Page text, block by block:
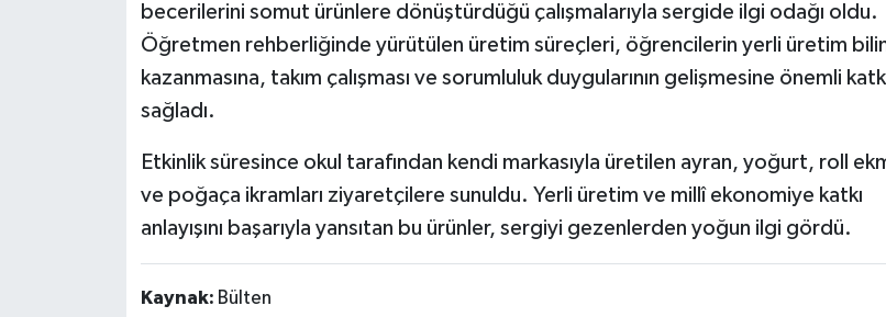
becerilerini somut ürünlere dönüştürdüğü çalışmalarıyla sergide ilgi odağı oldu.
Öğretmen rehberliğinde yürütülen üretim süreçleri, öğrencilerin yerli üretim
kazanmasına, takım çalışması ve sorumluluk duygularının gelişmesine önemli
sağladı.
Etkinlik süresince okul tarafından kendi markasıyla üretilen ayran, yoğurt, roll
ve poğaça ikramları ziyaretçilere sunuldu. Yerli üretim ve millî ekonomiye katkı
anlayışını başarıyla yansıtan bu ürünler, sergiyi gezenlerden yoğun ilgi gördü.
Kaynak: Bülten